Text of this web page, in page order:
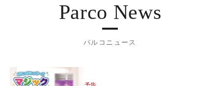
Parco News
パルコニュース